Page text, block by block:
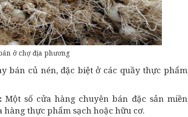
ở chợ địa phương
bán củ nén, đặc biệt ở các quầy thực phẩm
Một số cửa hàng chuyên bán đặc sản miền
thực phẩm sạch hoặc hữu cơ.